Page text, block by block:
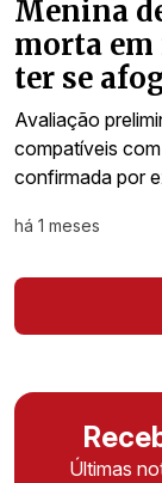
Menina
morta em
ter se
Avaliação
compatíveis
confirmada por
há 1 meses
Últimas